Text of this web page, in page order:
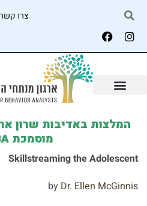
צרו קשר
המלצות באדיבות שרון
מוסמכת
Skillstreaming the Adolescent
by Dr. Ellen McGinnis